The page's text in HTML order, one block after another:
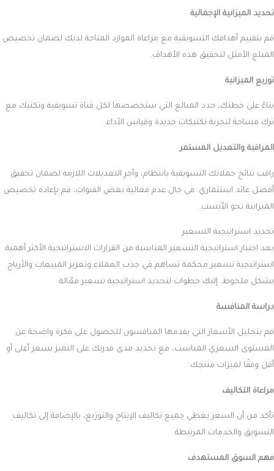
تحديد الميزانية الإجمالية
قم بتقييم أهدافك التسويقية مع مراعاة الموارد المتاحة لديك لضمان تخصيص
المبلغ الأمثل لتحقيق هذه الأهداف.
توزيع الميزانية
بناءً على خطتك، حدد المبالغ التي ستخصصها لكل قناة تسويقية وتكتيك مع
ترك مساحة لتجربة تكتيكات جديدة وقياس الأداء.
المراقبة والتعديل المستمر
راقب نتائج حملاتك التسويقية بانتظام، وأجرِ التعديلات اللازمة لضمان تحقيق
أفضل عائد استثماري. في حال عدم فعالية بعض القنوات، قم بإعادة تخصيص
الميزانية نحو الأنسب.
تحديد استراتيجية التسعير
يعد اختيار استراتيجية التسعير المناسبة من القرارات الاستراتيجية الأكثر أهمية.
استراتيجية تسعير محكمة تساهم في جذب العملاء وتعزيز المبيعات والأرباح
بشكل ملحوظ. إليك خطوات لتحديد استراتيجية تسعير فعّالة:
دراسة المنافسة
قم بتحليل الأسعار التي يقدمها المنافسون للحصول على فكرة واضحة عن
المستوى السعري المناسب، مع تحديد مدى قدرتك على التميز بسعر أعلى أو
أقل وفقًا لميزات منتجك.
مراعاة التكاليف
تأكد من أن السعر يغطي جميع تكاليف الإنتاج والتوزيع، بالإضافة إلى تكاليف
التسويق والخدمات المرتبطة.
فهم السوق المستهدف